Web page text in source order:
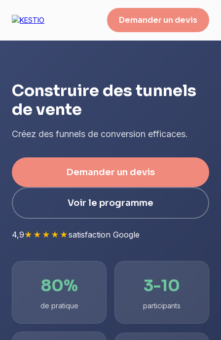
Demander un devis
Construire des tunnels
de vente
Créez des funnels de conversion efficaces.
Demander un devis
Voir le programme
4,9★★★★★satisfaction Google
80%
de pratique
3-10
participants